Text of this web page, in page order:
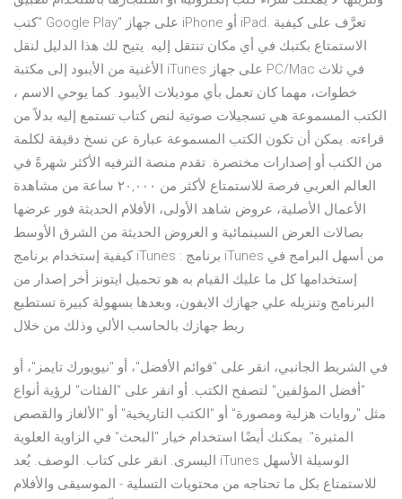
"كتب Google Play" على جهاز iPhone أو iPad. تعرَّف على كيفية
الاستمتاع بكتبك في أي مكان تنتقل إليه. يتيح لك هذا الدليل لنقل
الأغنية من الأيبود إلى مكتبة iTunes على جهاز PC/Mac في ثلاث
خطوات، مهما كان تعمل بأي موديلات الأيبود. كما يوحي الاسم ،
الكتب المسموعة هي تسجيلات صوتية لنص كتاب تستمع إليه بدلاً من
قراءته. يمكن أن تكون الكتب المسموعة عبارة عن نسخ دقيقة لكلمة
من الكتب أو إصدارات مختصرة. تقدم منصة الترفيه الأكثر شهرةً في
العالم العربي فرصة للاستمتاع لأكثر من ٢٠,٠٠٠ ساعة من مشاهدة
الأعمال الأصلية، عروض شاهد الأولى، الأفلام الحديثة فور عرضها
بصالات العرض السينمائية و العروض الحديثة من الشرق الأوسط
كيفية إستخدام برنامج iTunes : برنامج iTunes من أسهل البرامج في
إستخدامها كل ما عليك القيام به هو تحميل ايتونز أخر إصدار من
البرنامج وتنزيله علي جهازك الايفون، وبعدها بسهولة كبيرة تستطيع
ربط جهازك بالحاسب الألي وذلك من خلال
في الشريط الجانبي، انقر على "قوائم الأفضل"، أو "نيويورك تايمز"، أو
"أفضل المؤلفين" لتصفح الكتب. أو انقر على "الفئات" لرؤية أنواع
مثل "روايات هزلية ومصورة" أو "الكتب التاريخية" أو "الألغاز والقصص
المثيرة". يمكنك أيضًا استخدام خيار "البحث" في الزاوية العلوية
اليسرى. انقر على كتاب. الوصف. يُعد iTunes الوسيلة الأسهل
للاستمتاع بكل ما تحتاجه من محتويات التسلية - الموسيقى والأفلام